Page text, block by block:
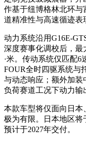
作基于纽博格林北环
道精准性与高速循迹表
动力系统沿用G16E-
深度赛事化调校后，最
·米。传动系统仅匹配
FOUR全时四驱系统与
与动态响应；额外加
负荷赛道工况下动力输
本款车型将仅面向日
极为有限。日本地区将
预计于2027年交付。